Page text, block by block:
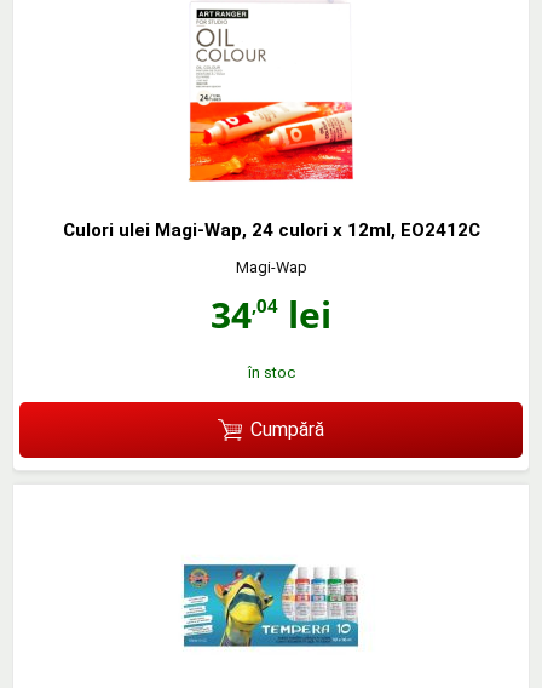
Culori ulei Magi-Wap, 24 culori x 12ml, EO2412C
Magi-Wap
34,04 lei
în stoc
Cumpără